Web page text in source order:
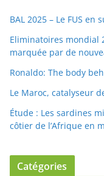
BAL 2025 – Le FUS en
Eliminatoires mondial
marquée par de
Ronaldo: The body
Le Maroc, catalyseur
Étude : Les sardines
côtier de l’Afrique en
Catégories